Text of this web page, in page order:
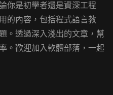
你是初學者還是資深工程
的內容，包括程式語言教
。透過深入淺出的文章，幫
。歡迎加入軟體部落，一起